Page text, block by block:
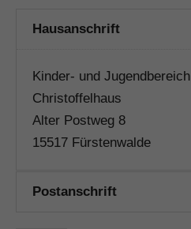
Hausanschrift
Kinder- und Jugendbereich
Christoffelhaus
Alter Postweg 8
15517 Fürstenwalde
Postanschrift